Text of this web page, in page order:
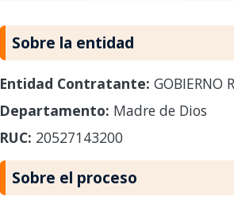
Sobre la entidad
Entidad Contratante: GOBIERNO
Departamento: Madre de Dios
RUC: 20527143200
Sobre el proceso